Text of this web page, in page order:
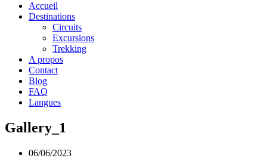
Accueil
Destinations
Circuits
Excursions
Trekking
A propos
Contact
Blog
FAQ
Langues
Gallery_1
06/06/2023